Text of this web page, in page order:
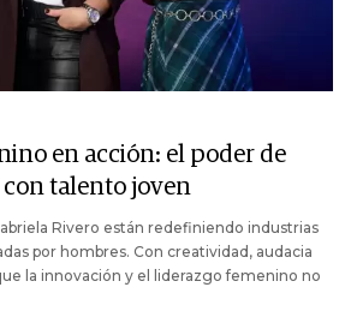
en acción: el poder de
con talento joven
Rivero están redefiniendo industrias
por hombres. Con creatividad, audacia
la innovación y el liderazgo femenino no